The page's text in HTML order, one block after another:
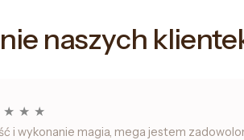
naszych
★ ★ ★
i wykonanie magia, mega jestem